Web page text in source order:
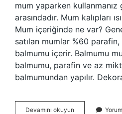
mum yaparken
arasındadır. Mum kalıpları
Mum içeriğinde ne var?
satılan mumlar %60
balmumu içerir. Balmumu
balmumu, parafin ve az
balmumundan yapılır.
Devamını okuyun